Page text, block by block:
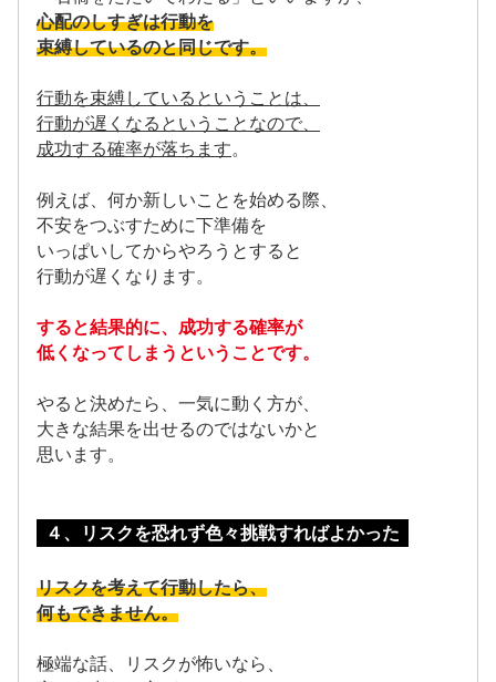
心配のしすぎは行動を
束縛しているのと同じです。
行動を束縛しているということは、
行動が遅くなるということなので、
成功する確率が落ちます。
例えば、何か新しいことを始める際、
不安をつぶすために下準備を
いっぱいしてからやろうとすると
行動が遅くなります。
すると結果的に、成功する確率が
低くなってしまうということです。
やると決めたら、一気に動く方が、
大きな結果を出せるのではないかと
思います。
４、リスクを恐れず色々挑戦すればよかった
リスクを考えて行動したら、
何もできません。
極端な話、リスクが怖いなら、